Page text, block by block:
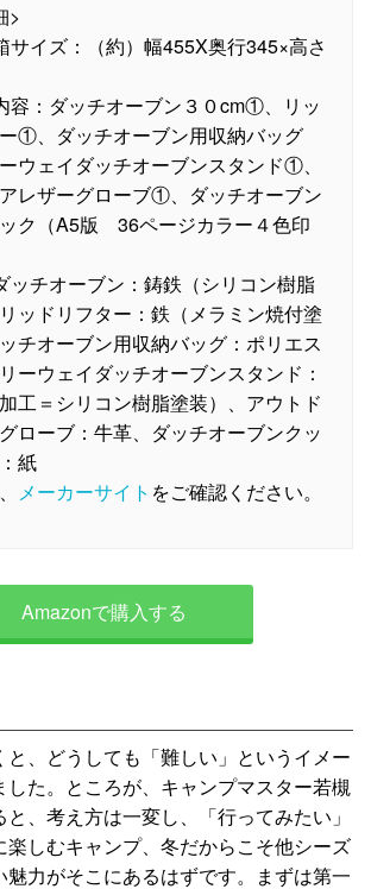
>
サイズ：（約）幅455X奥行345×高さ
容：ダッチオーブン３０cm①、リッ
①、ダッチオーブン用収納バッグ
ウェイダッチオーブンスタンド①、
レザーグローブ①、ダッチオーブン
ク（A5版 36ページカラー４色印
ッチオーブン：鋳鉄（シリコン樹脂
ッドリフター：鉄（メラミン焼付塗
チオーブン用収納バッグ：ポリエス
ーウェイダッチオーブンスタンド：
工＝シリコン樹脂塗装）、アウトド
ローブ：牛革、ダッチオーブンクッ
紙
メーカーサイト をご確認ください。
Amazonで購入する
、どうしても「難しい」というイメー
した。ところが、キャンプマスター若槻
、考え方は一変し、「行ってみたい」
楽しむキャンプ、冬だからこそ他シーズ
魅力がそこにあるはずです。まずは第一